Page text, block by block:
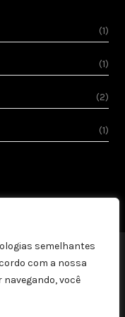
semelhantes
com a nossa
você
(1)
(1)
(2)
(1)
reservados!